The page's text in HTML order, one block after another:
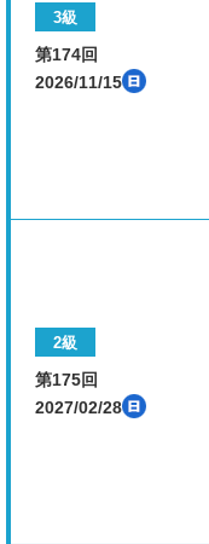
3級
第174回
2026/11/15
2級
第175回
2027/02/28